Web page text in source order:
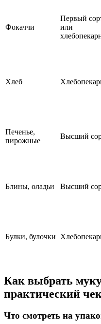
Фокаччи
Первый
или
Хлеб
Печенье,
пирожные
Высший
Блины, оладьи Высший
Булки, булочки
Как выбрать
практический
Что смотреть на